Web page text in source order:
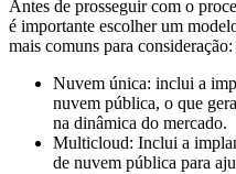
Antes de prosseguir com o
é importante escolher um
mais comuns para consideração:
Nuvem única: inclui a
nuvem pública, o que
na dinâmica do mercado.
Multicloud: Inclui a
de nuvem pública para